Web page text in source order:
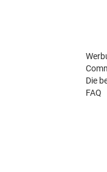
Die
FAQ